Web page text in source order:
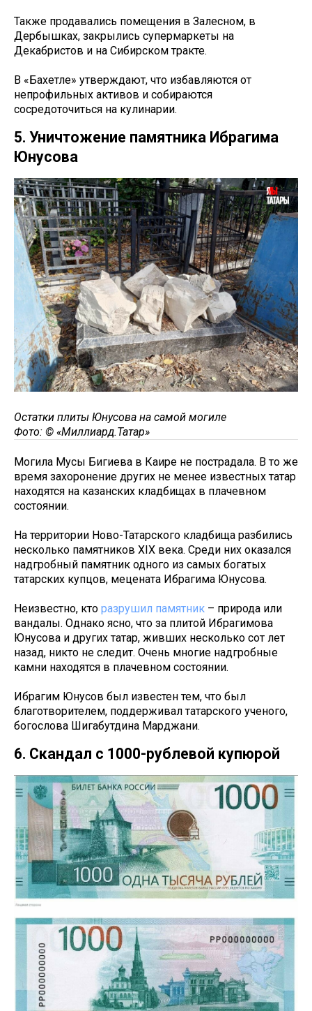
Также продавались помещения в Залесном, в
Дербышках, закрылись супермаркеты на
Декабристов и на Сибирском тракте.
В «Бахетле» утверждают, что избавляются от
непрофильных активов и собираются
сосредоточиться на кулинарии.
5. Уничтожение памятника Ибрагима
Юнусова
Остатки плиты Юнусова на самой могиле
Фото: © «Миллиард.Татар»
Могила Мусы Бигиева в Каире не пострадала. В то же
время захоронение других не менее известных татар
находятся на казанских кладбищах в плачевном
состоянии.
На территории Ново-Татарского кладбища разбились
несколько памятников XIX века. Среди них оказался
надгробный памятник одного из самых богатых
татарских купцов, мецената Ибрагима Юнусова.
Неизвестно, кто разрушил памятник – природа или
вандалы. Однако ясно, что за плитой Ибрагимова
Юнусова и других татар, живших несколько сот лет
назад, никто не следит. Очень многие надгробные
камни находятся в плачевном состоянии.
Ибрагим Юнусов был известен тем, что был
благотворителем, поддерживал татарского ученого,
богослова Шигабутдина Марджани.
6. Скандал с 1000-рублевой купюрой